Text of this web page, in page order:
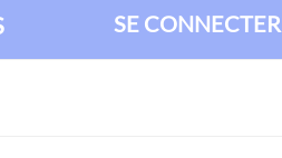
SE CONNECTER